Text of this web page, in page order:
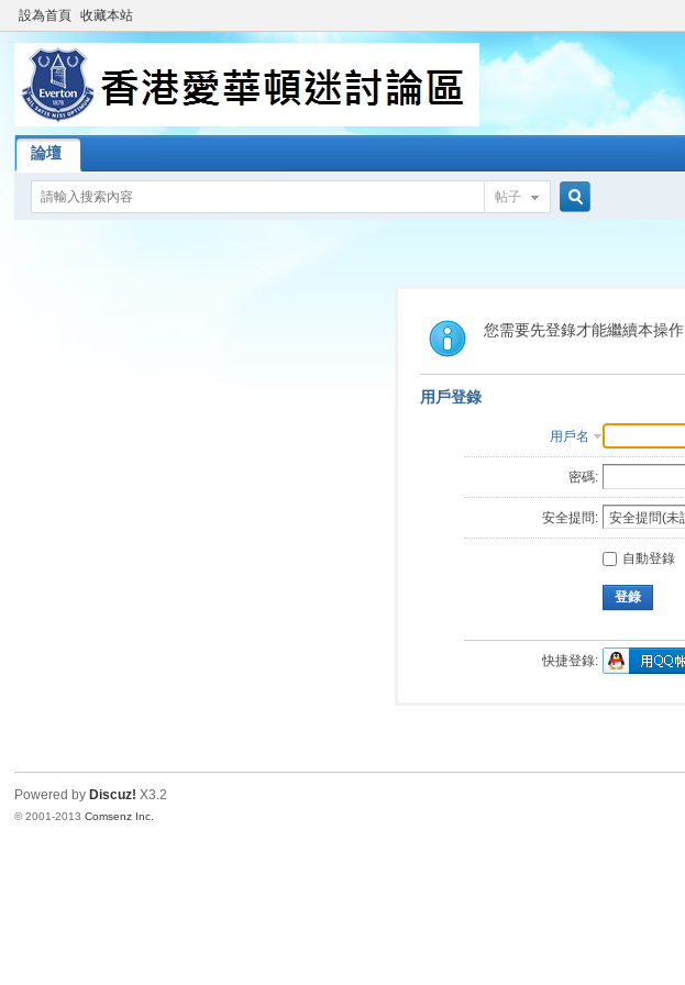
設為首頁 收藏本站
論壇
帖子
索
您需要先登錄才能繼續本操作
用戶登錄
用戶名
密碼:
安全提問:
自動登錄
登錄
快捷登錄:
Powered by Discuz! X3.2
© 2001-2013Comsenz Inc.